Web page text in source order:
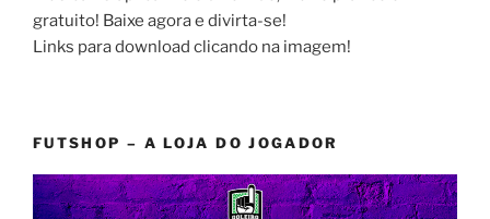
gratuito! Baixe agora e divirta-se!
Links para download clicando na imagem!
FUTSHOP – A LOJA DO JOGADOR